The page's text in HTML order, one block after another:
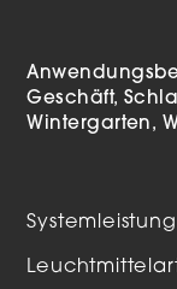
Geschäft
Wintergarten